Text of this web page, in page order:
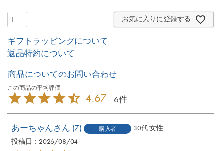
お気に入りに登録する
ギフトラッピングについて
返品特約について
商品についてのお問い合わせ
4.67 6
あーちゃん 7 購入者 30代女性
投稿日
2026/08/04